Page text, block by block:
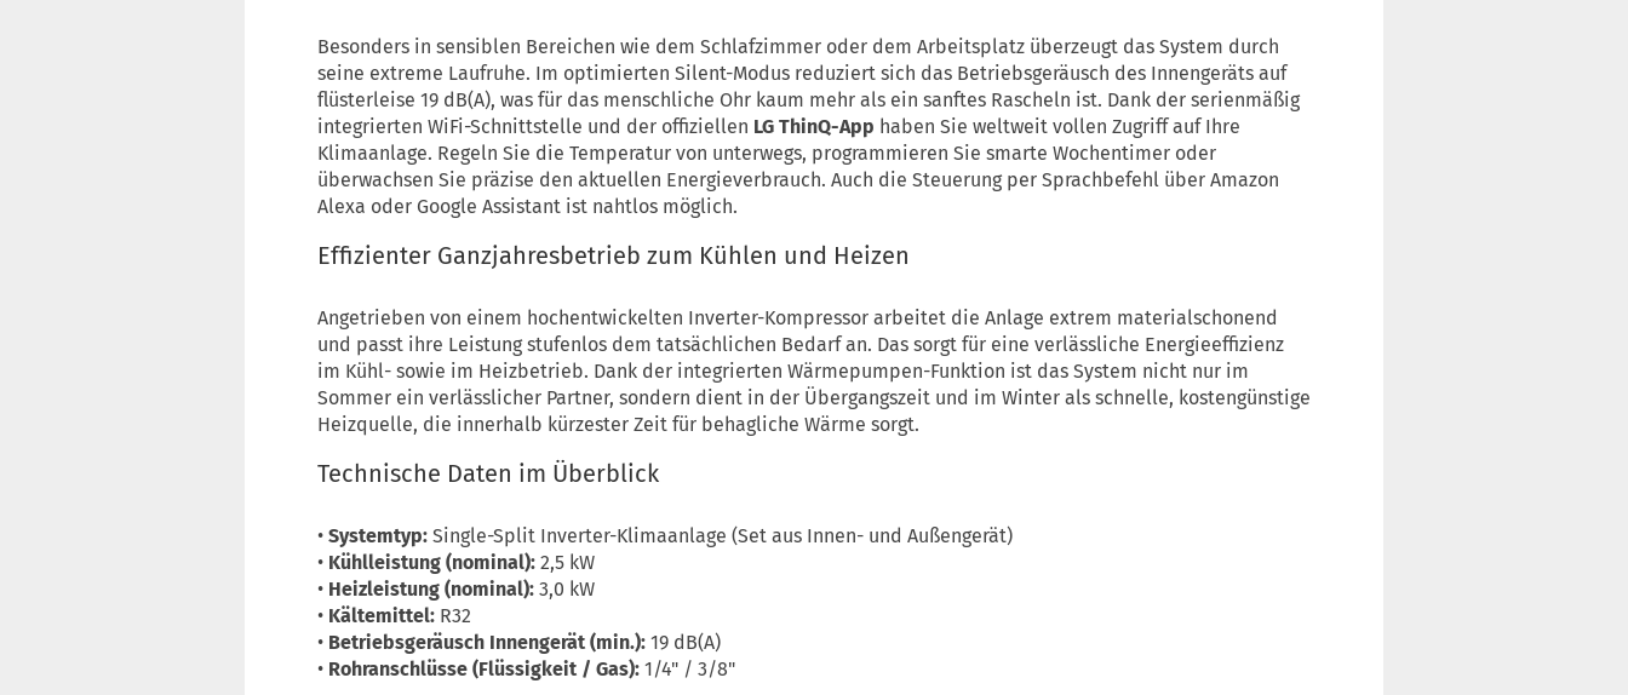
Besonders in sensiblen Bereichen wie dem Schlafzimmer oder dem Arbeitsplatz überzeugt das System durch
seine extreme Laufruhe. Im optimierten Silent-Modus reduziert sich das Betriebsgeräusch des Innengeräts auf
flüsterleise 19 dB(A), was für das menschliche Ohr kaum mehr als ein sanftes Rascheln ist. Dank der serienmäßig
integrierten WiFi-Schnittstelle und der offiziellen LG ThinQ-App haben Sie weltweit vollen Zugriff auf Ihre
Klimaanlage. Regeln Sie die Temperatur von unterwegs, programmieren Sie smarte Wochentimer oder
überwachsen Sie präzise den aktuellen Energieverbrauch. Auch die Steuerung per Sprachbefehl über Amazon
Alexa oder Google Assistant ist nahtlos möglich.
Effizienter Ganzjahresbetrieb zum Kühlen und Heizen
Angetrieben von einem hochentwickelten Inverter-Kompressor arbeitet die Anlage extrem materialschonend
und passt ihre Leistung stufenlos dem tatsächlichen Bedarf an. Das sorgt für eine verlässliche Energieeffizienz
im Kühl- sowie im Heizbetrieb. Dank der integrierten Wärmepumpen-Funktion ist das System nicht nur im
Sommer ein verlässlicher Partner, sondern dient in der Übergangszeit und im Winter als schnelle, kostengünstige
Heizquelle, die innerhalb kürzester Zeit für behagliche Wärme sorgt.
Technische Daten im Überblick
• Systemtyp: Single-Split Inverter-Klimaanlage (Set aus Innen- und Außengerät)
• Kühlleistung (nominal): 2,5 kW
• Heizleistung (nominal): 3,0 kW
• Kältemittel: R32
• Betriebsgeräusch Innengerät (min.): 19 dB(A)
• Rohranschlüsse (Flüssigkeit / Gas): 1/4" / 3/8"